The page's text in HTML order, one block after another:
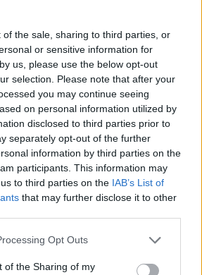
of the sale, sharing to third parties, or
or sensitive information for
us, please use the below opt-out
selection. Please note that after your
you may continue seeing
on personal information utilized by
disclosed to third parties prior to
separately opt-out of the further
information by third parties on the
participants. This information may
to third parties on the IAB’s List of
that may further disclose it to other
app uses one or more Google
or usage behaviour. You may click to
Opt Outs
of the Sharing of my